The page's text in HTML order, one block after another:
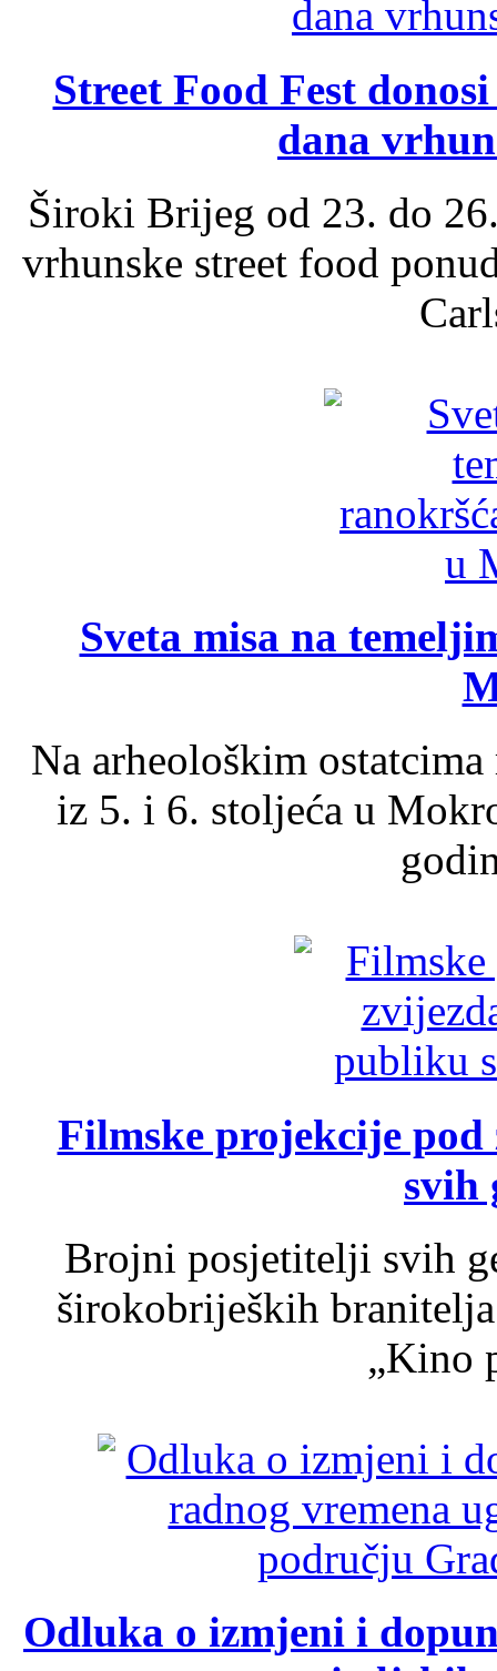
Street Food Fest
dana
Široki Brijeg od 23. do
vrhunske street food
Sveta misa na
Na arheološkim
iz 5. i 6. stoljeća u
Filmske projekcije
svih
Brojni posjetitelji svih
širokobrijeških
„Kino
Odluka o izmjeni i